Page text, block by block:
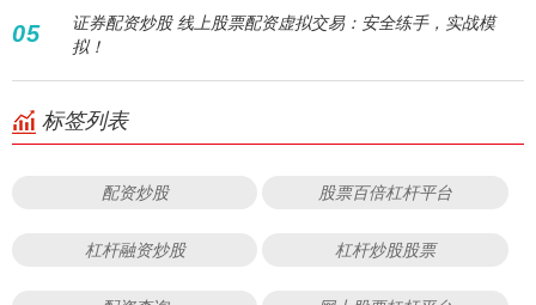
05
证券配资炒股 线上股票配资虚拟交易：安全练手，实战模
拟！
标签列表
配资炒股 股票百倍杠杆平台
杠杆融资炒股 杠杆炒股股票